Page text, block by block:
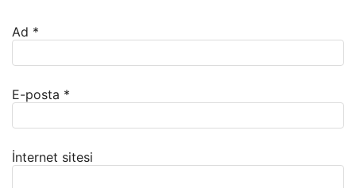
Ad *
E-posta *
İnternet sitesi